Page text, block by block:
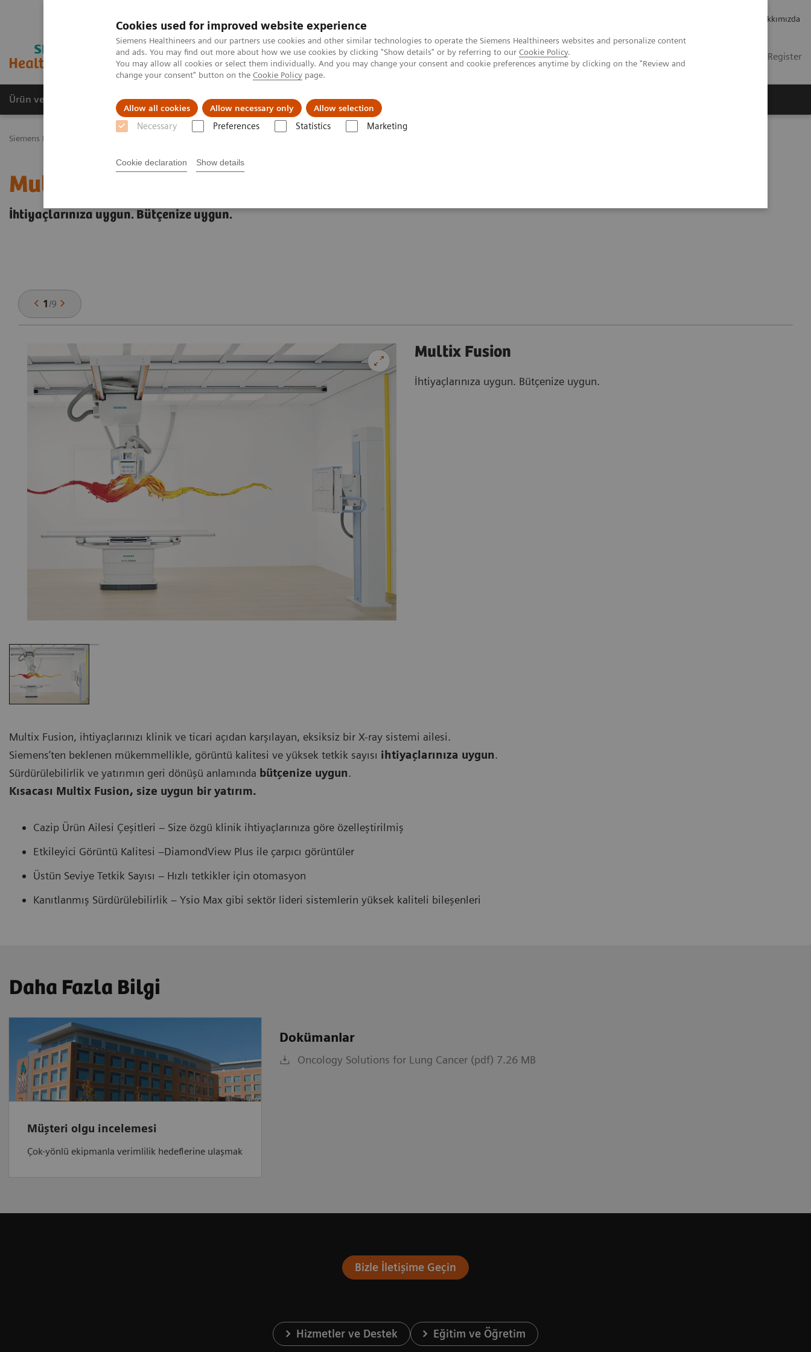
Cookies used for improved website experience
Siemens Healthineers and our partners use cookies and other similar technologies to operate the Siemens Healthineers websites and personalize content
and ads. You may find out more about how we use cookies by clicking "Show details" or by referring to our Cookie Policy.
You may allow all cookies or select them individually. And you may change your consent and cookie preferences anytime by clicking on the "Review and
change your consent" button on the Cookie Policy page.
Allow all cookies Allow necessary only Allow selection
Necessary Preferences Statistics Marketing
Cookie declaration Show details
Hakkımızda
Login / Register
Ürün ve Hizmetler Öne Çıkanlar Sağlık Hizmetlerinde Karşılaşılan Zorluklar ve Çözüm Yolları
Siemens Healthineers Türkiye
Multix Fusion
İhtiyaçlarınıza uygun. Bütçenize uygun.
1/9
Multix Fusion
İhtiyaçlarınıza uygun. Bütçenize uygun.
Multix Fusion, ihtiyaçlarınızı klinik ve ticari açıdan karşılayan, eksiksiz bir X-ray sistemi ailesi.
Siemens’ten beklenen mükemmellikle, görüntü kalitesi ve yüksek tetkik sayısı ihtiyaçlarınıza uygun.
Sürdürülebilirlik ve yatırımın geri dönüşü anlamında bütçenize uygun.
Kısacası Multix Fusion, size uygun bir yatırım.
Cazip Ürün Ailesi Çeşitleri – Size özgü klinik ihtiyaçlarınıza göre özelleştirilmiş
Etkileyici Görüntü Kalitesi –DiamondView Plus ile çarpıcı görüntüler
Üstün Seviye Tetkik Sayısı – Hızlı tetkikler için otomasyon
Kanıtlanmış Sürdürülebilirlik – Ysio Max gibi sektör lideri sistemlerin yüksek kaliteli bileşenleri
Daha Fazla Bilgi
Müşteri olgu incelemesi
Çok-yönlü ekipmanla verimlilik hedeflerine ulaşmak
Dokümanlar
Oncology Solutions for Lung Cancer (pdf) 7.26 MB
Bizle İletişime Geçin
Hizmetler ve Destek Eğitim ve Öğretim